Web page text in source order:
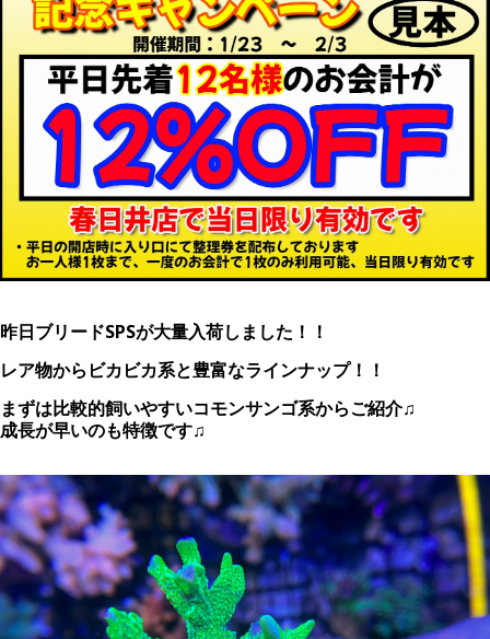
昨日ブリードSPSが大量入荷しました！！
レア物からビカビカ系と豊富なラインナップ！！
まずは比較的飼いやすいコモンサンゴ系からご紹介♫
成長が早いのも特徴です♫